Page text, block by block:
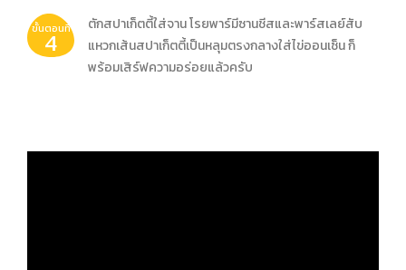
ขั้นตอนที่
4
ตักสปาเก็ตตี้ใส่จาน โรยพาร์มีซานชีสและพาร์สเลย์สับ
แหวกเส้นสปาเก็ตตี้เป็นหลุมตรงกลางใส่ไข่ออนเซ็น ก็
พร้อมเสิร์ฟความอร่อยแล้วครับ